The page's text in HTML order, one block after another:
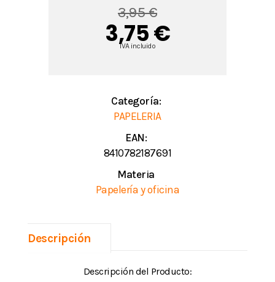
3,95 €
3,75 €
IVA incluido
Categoría:
PAPELERIA
EAN:
8410782187691
Materia
Papelería y oficina
Descripción
Descripción del Producto: